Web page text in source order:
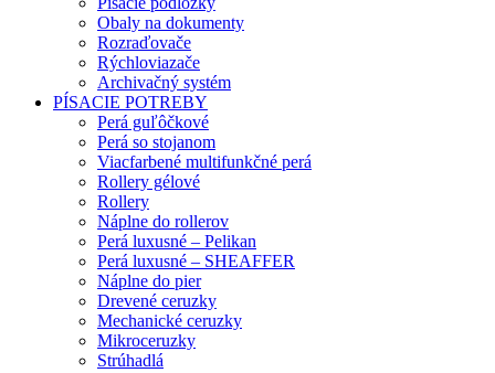
Obaly na dokumenty
Rozraďovače
Rýchloviazače
Archivačný systém
PÍSACIE POTREBY
Perá guľôčkové
Perá so stojanom
Viacfarbené multifunkčné perá
Rollery gélové
Rollery
Náplne do rollerov
Perá luxusné – Pelikan
Perá luxusné – SHEAFFER
Náplne do pier
Drevené ceruzky
Mechanické ceruzky
Mikroceruzky
Strúhadlá